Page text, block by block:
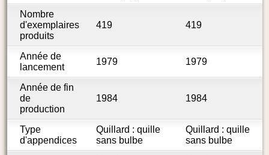
Nombre
d'exemplaires
produits
419 419
Année de
lancement
1979 1979
Année de fin
de
production
1984 1984
Type
d'appendices
Quillard : quille
sans bulbe
Quillard : quille
sans bulbe